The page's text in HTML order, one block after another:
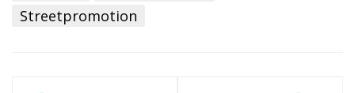
Streetpromotion